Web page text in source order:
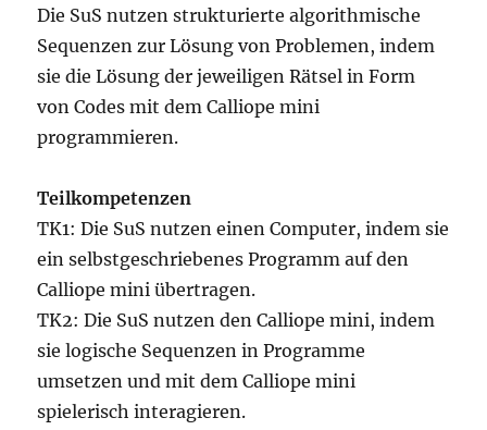
Die SuS nutzen strukturierte algorithmische
Sequenzen zur Lösung von Problemen, indem
sie die Lösung der jeweiligen Rätsel in Form
von Codes mit dem Calliope mini
programmieren.
Teilkompetenzen
TK1: Die SuS nutzen einen Computer, indem sie
ein selbstgeschriebenes Programm auf den
Calliope mini übertragen.
TK2: Die SuS nutzen den Calliope mini, indem
sie logische Sequenzen in Programme
umsetzen und mit dem Calliope mini
spielerisch interagieren.